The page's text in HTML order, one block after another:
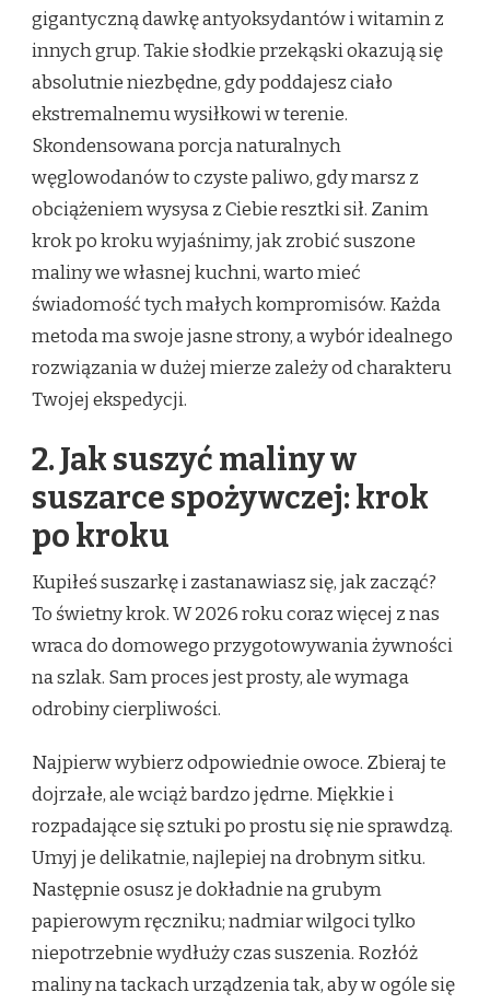
gigantyczną dawkę antyoksydantów i witamin z
innych grup. Takie słodkie przekąski okazują się
absolutnie niezbędne, gdy poddajesz ciało
ekstremalnemu wysiłkowi w terenie.
Skondensowana porcja naturalnych
węglowodanów to czyste paliwo, gdy marsz z
obciążeniem wysysa z Ciebie resztki sił. Zanim
krok po kroku wyjaśnimy, jak zrobić suszone
maliny we własnej kuchni, warto mieć
świadomość tych małych kompromisów. Każda
metoda ma swoje jasne strony, a wybór idealnego
rozwiązania w dużej mierze zależy od charakteru
Twojej ekspedycji.
2. Jak suszyć maliny w
suszarce spożywczej: krok
po kroku
Kupiłeś suszarkę i zastanawiasz się, jak zacząć?
To świetny krok. W 2026 roku coraz więcej z nas
wraca do domowego przygotowywania żywności
na szlak. Sam proces jest prosty, ale wymaga
odrobiny cierpliwości.
Najpierw wybierz odpowiednie owoce. Zbieraj te
dojrzałe, ale wciąż bardzo jędrne. Miękkie i
rozpadające się sztuki po prostu się nie sprawdzą.
Umyj je delikatnie, najlepiej na drobnym sitku.
Następnie osusz je dokładnie na grubym
papierowym ręczniku; nadmiar wilgoci tylko
niepotrzebnie wydłuży czas suszenia. Rozłóż
maliny na tackach urządzenia tak, aby w ogóle się